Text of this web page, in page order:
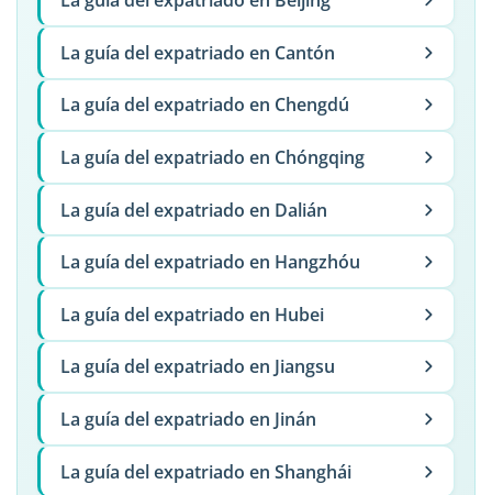
La guía del expatriado en Cantón
La guía del expatriado en Chengdú
La guía del expatriado en Chóngqing
La guía del expatriado en Dalián
La guía del expatriado en Hangzhóu
La guía del expatriado en Hubei
La guía del expatriado en Jiangsu
La guía del expatriado en Jinán
La guía del expatriado en Shanghái